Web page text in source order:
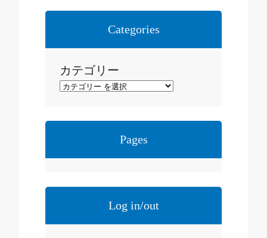
カ
Categories
カテゴリー
Pages
Log in/out